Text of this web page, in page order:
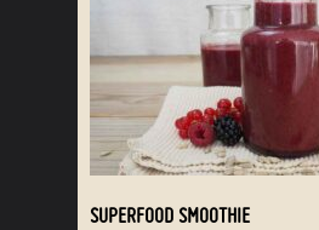
SUPERFOOD SMOOTHIE